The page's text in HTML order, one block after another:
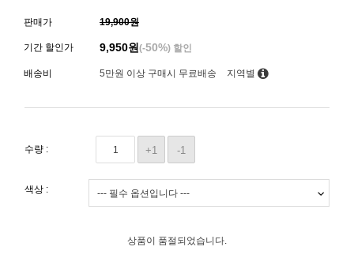
판매가 19,900원
기간 할인가 9,950원 (-50%) 할인
배송비 5만원 이상 구매시 무료배송 지역별
수량 : +1 -1
색상 :
상품이 품절되었습니다.